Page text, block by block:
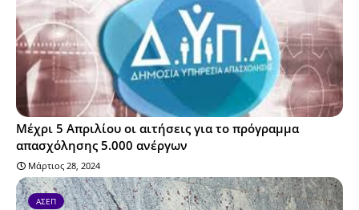
Μέχρι 5 Απριλίου οι αιτήσεις για το πρόγραμμα
απασχόλησης 5.000 ανέργων
Μάρτιος 28, 2024
ΑΣΕΠ